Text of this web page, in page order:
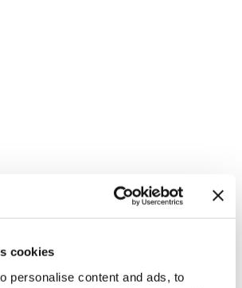
cookies
personalise content and ads, to